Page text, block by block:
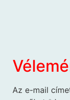
Az e-mail